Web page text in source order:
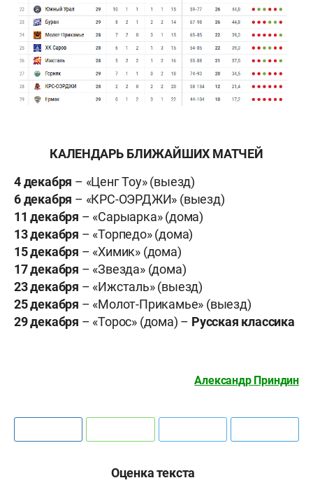
КАЛЕНДАРЬ БЛИЖАЙШИХ МАТЧЕЙ
4 декабря – «Ценг Тоу» (выезд)
6декабря – «КРС-ОЭРДЖИ» (выезд)
11 декабря – «Сарыарка» (дома)
13декабря – «Торпедо» (дома)
15декабря – «Химик» (дома)
17декабря – «Звезда» (дома)
23декабря – «Ижсталь» (выезд)
25декабря – «Молот-Прикамье» (выезд)
29декабря – «Торос» (дома) – Русская классика
Александр Приндин
Оценка текста